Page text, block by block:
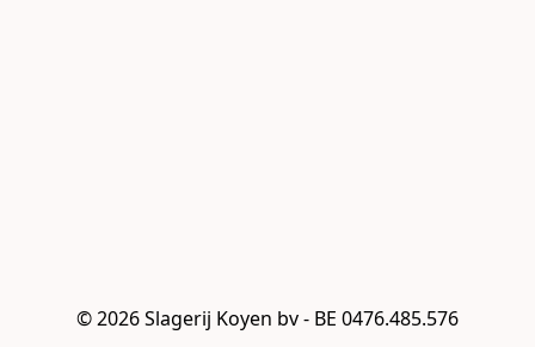
© 2026 Slagerij Koyen bv - BE 0476.485.576